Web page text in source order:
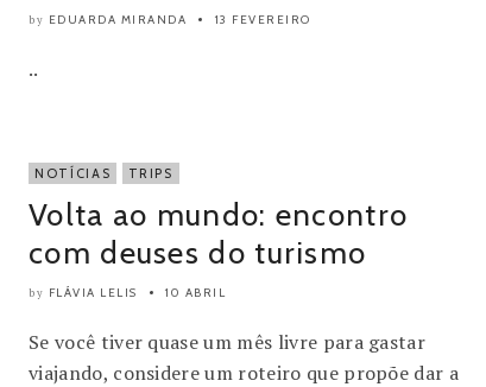
by EDUARDA MIRANDA 13 FEVEREIRO
..
NOTÍCIAS TRIPS
Volta ao mundo: encontro
com deuses do turismo
by FLÁVIA LELIS 10 ABRIL
Se você tiver quase um mês livre para gastar
viajando, considere um roteiro que propõe dar a